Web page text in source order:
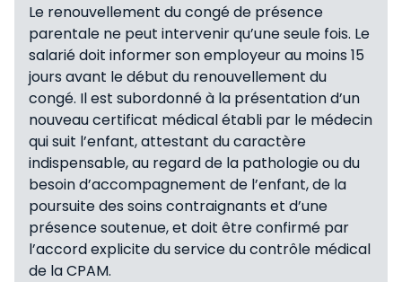
Le renouvellement du congé de présence
parentale ne peut intervenir qu’une seule fois. Le
salarié doit informer son employeur au moins 15
jours avant le début du renouvellement du
congé. Il est subordonné à la présentation d’un
nouveau certificat médical établi par le médecin
qui suit l’enfant, attestant du caractère
indispensable, au regard de la pathologie ou du
besoin d’accompagnement de l’enfant, de la
poursuite des soins contraignants et d’une
présence soutenue, et doit être confirmé par
l’accord explicite du service du contrôle médical
de la CPAM.